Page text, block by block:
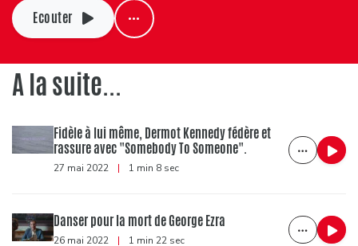
Ecouter
A la suite...
Fidèle à lui même, Dermot Kennedy fédère et
rassure avec "Somebody To Someone".
27 mai 2022 | 1 min 8 sec
Danser pour la mort de George Ezra
26 mai 2022 | 1 min 22 sec